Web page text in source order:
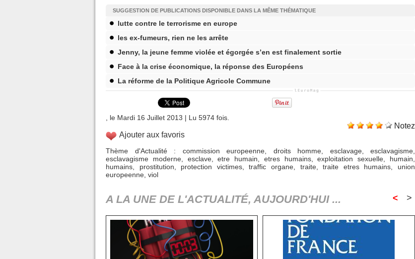
SUGGESTION DE PUBLICATIONS DISPONIBLE DANS LA MÊME THÉMATIQUE
lutte contre le terrorisme en europe
les ex-fumeurs, rien ne les arrête
Jenny, la jeune femme violée et égorgée s’en est finalement sortie
Face à la crise économique, la réponse des Européens
La réforme de la Politique Agricole Commune
, le Mardi 16 Juillet 2013 | Lu 5974 fois.
Notez
Ajouter aux favoris
Thème d'Actualité: commission europeenne droits homme esclavage, esclavagisme
esclavagisme moderne, esclave,etre humain etres humains,exploitation sexuelle humain
humains
prostitution protection victimes,traffic organe traite,traite etres humains
union
europeenne viol
A LA UNE DE L'ACTUALITÉ, AUJOURD'HUI ... < >